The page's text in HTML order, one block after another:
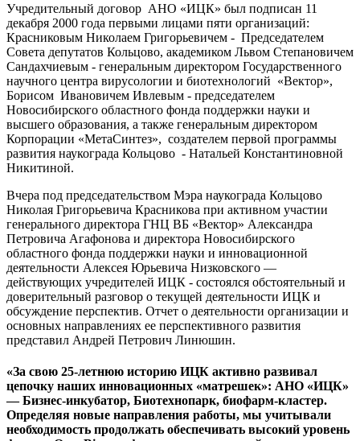
Учредительный договор АНО «ИЦК» был подписан 11
декабря 2000 года первыми лицами пяти организаций:
Красниковым Николаем Григорьевичем - Председателем
Совета депутатов Кольцово, академиком Львом Степановичем
Сандахчиевым - генеральным директором Государственного
научного центра вирусологии и биотехнологий «Вектор»,
Борисом Ивановичем Ивлевым - председателем
Новосибирского областного фонда поддержки науки и
высшего образования, а также генеральным директором
Корпорации «МетаСинтез», создателем первой программы
развития наукограда Кольцово - Натальей Константиновной
Никитиной.
Вчера под председательством Мэра наукограда Кольцово
Николая Григорьевича Красникова при активном участии
генерального директора ГНЦ ВБ «Вектор» Александра
Петровича Агафонова и директора Новосибирского
областного фонда поддержки науки и инновационной
деятельности Алексея Юрьевича Низковского —
действующих учредителей ИЦК - состоялся обстоятельный и
доверительный разговор о текущей деятельности ИЦК и
обсуждение перспектив. Отчет о деятельности организации и
основных направлениях ее перспективного развития
представил Андрей Петрович Линюшин.
«За свою 25-летнюю историю ИЦК активно развивал
цепочку наших инновационных «матрешек»: АНО «ИЦК»
— Бизнес-инкубатор, Биотехнопарк, биофарм-кластер.
Определяя новые направления работы, мы учитывали
необходимость продолжать обеспечивать высокий уровень